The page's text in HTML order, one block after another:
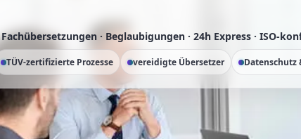
Fachübersetzungen · Beglaubigungen · 24h Express · ISO-
TÜV-zertifizierte Prozesse vereidigte Übersetzer